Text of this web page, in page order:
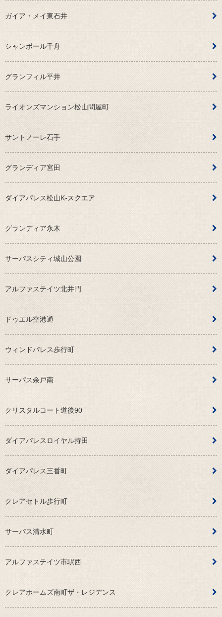
ガイア・メイ東石井
シャンボール千舟
グランフィル平井
ライオンズマンション松山問屋町
サントノーレ石手
グランディア宮田
ダイアパレス松山K-スクエア
グランディア永木
サーパスシティ城山公園
アルファステイツ北井門
ドゥエル空港通
ウィンドパレス歩行町
サーパス余戸南
クリスタルコート道後90
ダイアパレスロイヤル持田
ダイアパレス三番町
クレアセトル歩行町
サーパス清水町
アルファステイツ市駅西
クレアホームズ南町ザ・レジデンス